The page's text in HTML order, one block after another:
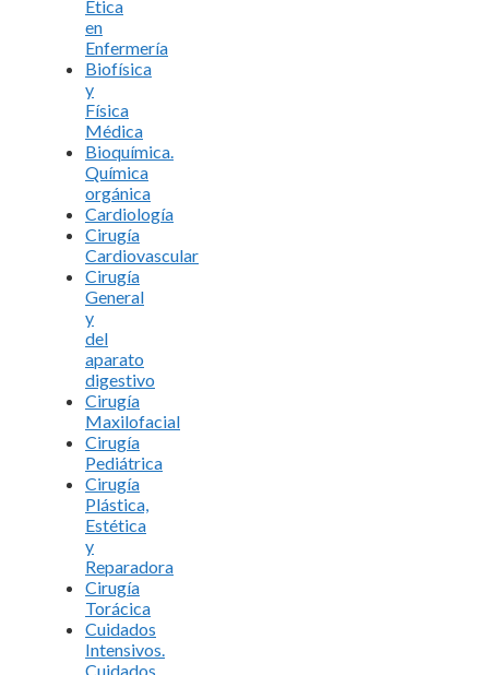
Ética
en
Enfermería
Biofísica
y
Física
Médica
Bioquímica.
Química
orgánica
Cardiología
Cirugía
Cardiovascular
Cirugía
General
y
del
aparato
digestivo
Cirugía
Maxilofacial
Cirugía
Pediátrica
Cirugía
Plástica,
Estética
y
Reparadora
Cirugía
Torácica
Cuidados
Intensivos.
Cuidados